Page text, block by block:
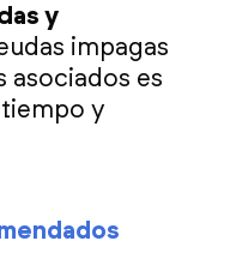
y
impagas
asociados es
y